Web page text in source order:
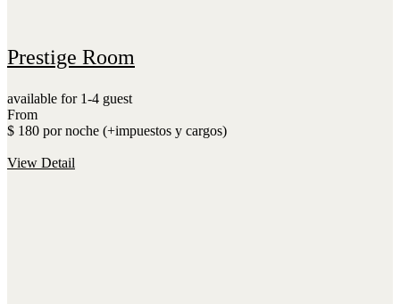
Prestige Room
available for 1-4 guest
From
$ 180 por noche (+impuestos y cargos)
View Detail